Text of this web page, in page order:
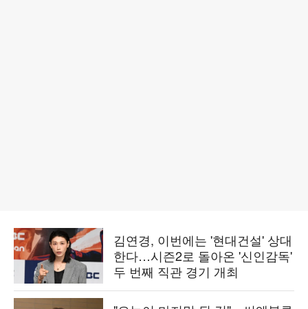
김연경, 이번에는 '현대건설' 상대
한다…시즌2로 돌아온 '신인감독'
두 번째 직관 경기 개최